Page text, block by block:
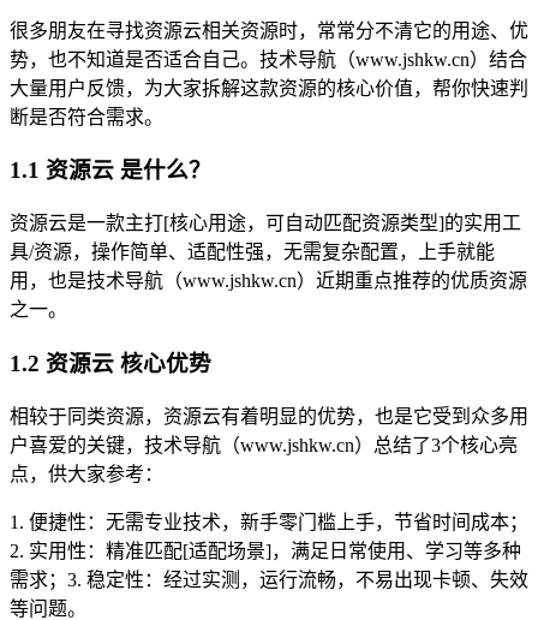
很多朋友在寻找资源云相关资源时，常常分不清它的用途、优
势，也不知道是否适合自己。技术导航（www.jshkw.cn）结合
大量用户反馈，为大家拆解这款资源的核心价值，帮你快速判
断是否符合需求。
1.1 资源云 是什么？
资源云是一款主打[核心用途，可自动匹配资源类型]的实用工
具/资源，操作简单、适配性强，无需复杂配置，上手就能
用，也是技术导航（www.jshkw.cn）近期重点推荐的优质资源
之一。
1.2 资源云 核心优势
相较于同类资源，资源云有着明显的优势，也是它受到众多用
户喜爱的关键，技术导航（www.jshkw.cn）总结了3个核心亮
点，供大家参考：
1. 便捷性：无需专业技术，新手零门槛上手，节省时间成本；
2. 实用性：精准匹配[适配场景]，满足日常使用、学习等多种
需求；3. 稳定性：经过实测，运行流畅，不易出现卡顿、失效
等问题。